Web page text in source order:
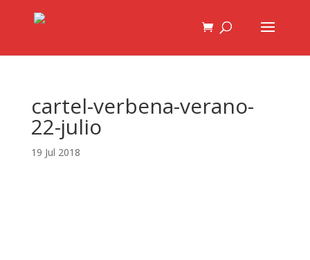
cartel-verbena-verano-
22-julio
19 Jul 2018